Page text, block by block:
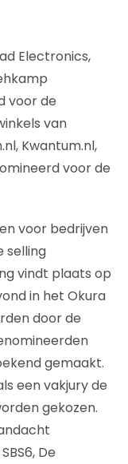
Electronics,
voor de
van
Kwantum.nl,
voor de
voor bedrijven
selling
vindt plaats op
in het Okura
door de
gemaakt.
een vakjury de
gekozen.
De